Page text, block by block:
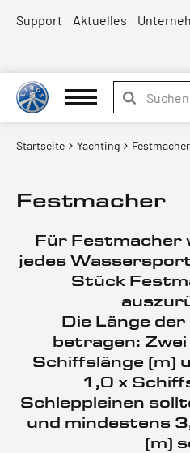
Support Aktuelles
Startseite Yachting Festmacher
Festmacher
Für Festmacher
jedes
Stück
Die Länge
betragen:
Schiffslänge (m)
1,0 x
Schleppleinen
und mindestens
(m)